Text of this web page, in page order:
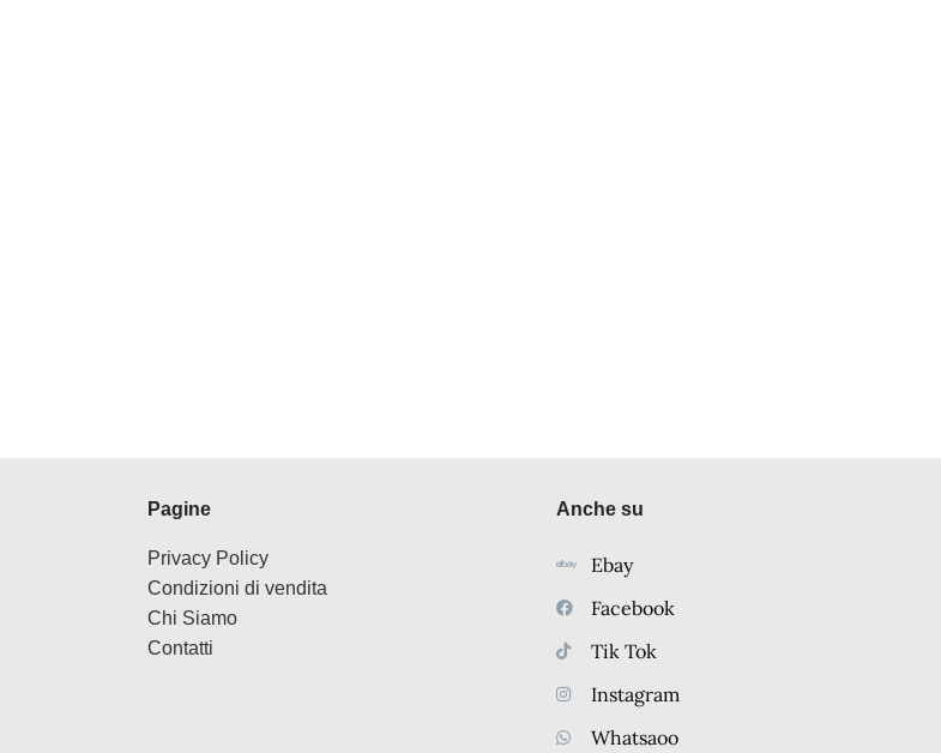
Pagine
Privacy Policy
Condizioni di vendita
Chi Siamo
Contatti
Anche su
Ebay
Facebook
Tik Tok
Instagram
Whatsaoo